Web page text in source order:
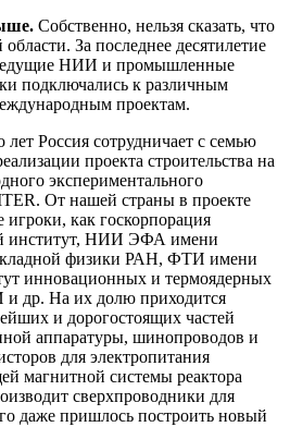
Собственно, нельзя сказать, что
За последнее десятилетие
НИИ и промышленные
подключались к различным
проектам.
Россия сотрудничает с семью
проекта строительства на
экспериментального
От нашей страны в проекте
как госкорпорация
институт, НИИ ЭФА имени
физики РАН, ФТИ имени
инновационных и термоядерных
др. На их долю приходится
и дорогостоящих частей
аппаратуры, шинопроводов и
для электропитания
магнитной системы реактора
сверхпроводники для
даже пришлось построить новый